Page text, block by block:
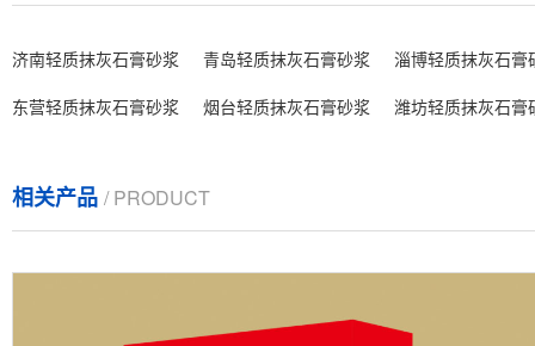
济南轻质抹灰石膏砂浆 青岛轻质抹灰石膏砂浆
淄博轻质抹灰石膏
东营轻质抹灰石膏砂浆
烟台轻质抹灰石膏砂浆 潍坊轻质抹灰石膏
相关产品 / PRODUCT